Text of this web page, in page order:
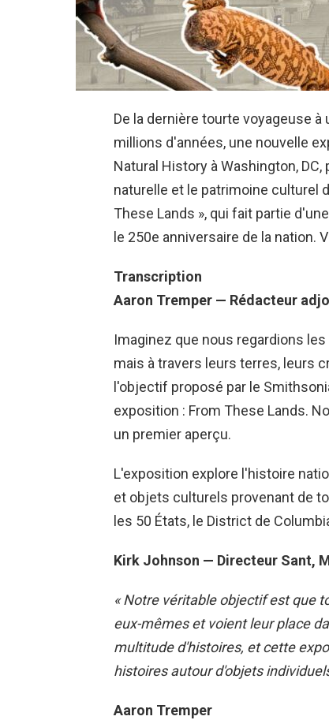
De la dernière tourte voyageuse
millions d'années, une nouvelle
Natural History à Washington,
naturelle et le patrimoine culturel
These Lands », qui fait partie
le 250e anniversaire de la nation.
Transcription
Aaron Tremper — Rédacteur
Imaginez que nous regardions
mais à travers leurs terres, leurs
l'objectif proposé par le
exposition : From These Lands.
un premier aperçu.
L'exposition explore l'histoire
et objets culturels provenant de
les 50 États, le District de
Kirk Johnson — Directeur Sant,
« Notre véritable objectif est que
eux-mêmes et voient leur place
multitude d'histoires, et cette
histoires autour d'objets
Aaron Tremper